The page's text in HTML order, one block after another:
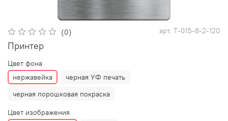
(0) арт. Т-015-8-2-120
Принтер
Цвет фона
нержавейка
черная УФ печать
черная порошковая покраска
Цвет изображения